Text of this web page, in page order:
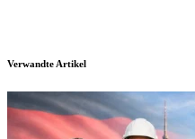
Verwandte Artikel